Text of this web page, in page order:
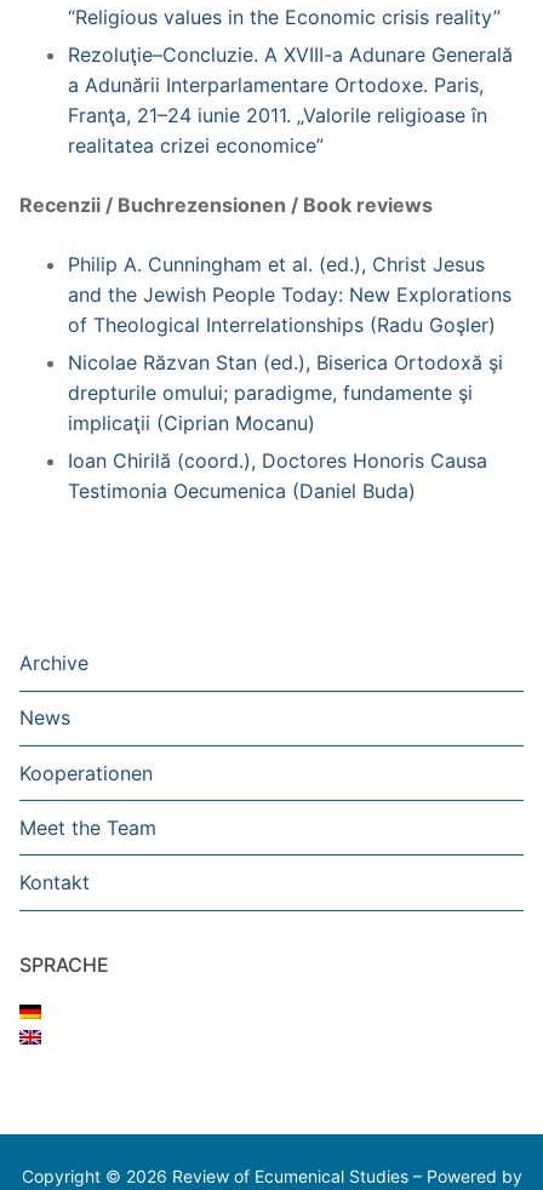
“Religious values in the Economic crisis reality”
Rezoluţie–Concluzie. A XVIII-a Adunare Generală
a Adunării Interparlamentare Ortodoxe. Paris,
Franţa, 21–24 iunie 2011. „Valorile religioase în
realitatea crizei economice”
Recenzii / Buchrezensionen / Book reviews
Philip A. Cunningham et al. (ed.), Christ Jesus
and the Jewish People Today: New Explorations
of Theological Interrelationships (Radu Goşler)
Nicolae Răzvan Stan (ed.), Biserica Ortodoxă şi
drepturile omului; paradigme, fundamente şi
implicaţii (Ciprian Mocanu)
Ioan Chirilă (coord.), Doctores Honoris Causa
Testimonia Oecumenica (Daniel Buda)
Archive
News
Kooperationen
Meet the Team
Kontakt
SPRACHE
Copyright © 2026 Review of Ecumenical Studies – Powered by